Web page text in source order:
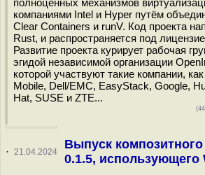
полноценных механизмов
компаниями Intel и Hyper путём
Clear Containers и runV. Код проекта
Rust, и распространяется под
Развитие проекта курирует рабочая
эгидой независимой организации
которой участвуют такие компании,
Mobile, Dell/EMC, EasyStack, Google,
Hat, SUSE и ZTE...
· 21.04.2024
Выпуск
0.1.5, использующего